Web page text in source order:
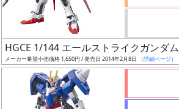
シ
ー
ズ・
タ
HGCE 1/144 エールストライクガンダム
メーカー希望小売価格 1,650円 / 発売日 2014年2月8日 （詳細ページ）